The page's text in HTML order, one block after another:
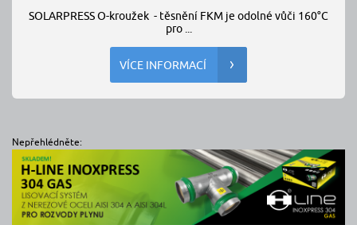
SOLARPRESS O-kroužek - těsnění FKM je odolné vůči 160°C
pro ...
VÍCE INFORMACÍ
Nepřehlédněte: